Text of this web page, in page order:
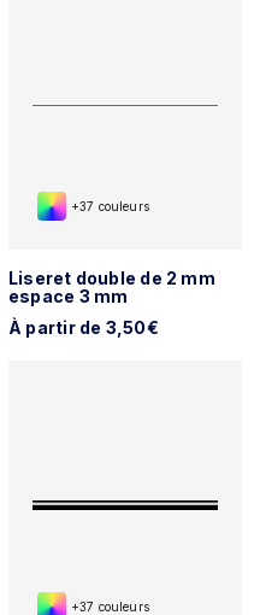
+37 couleurs
Liseret double de 2 mm
espace 3 mm
À partir de 3,50€
+37 couleurs